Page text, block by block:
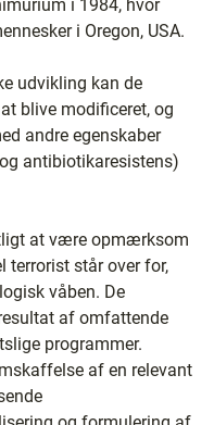
i 1984, hvor
i Oregon, USA.
udvikling kan de
blive modificeret, og
andre egenskaber
antibiotikaresistens)
at være opmærksom
terrorist står over for,
våben. De
af omfattende
programmer.
af en relevant